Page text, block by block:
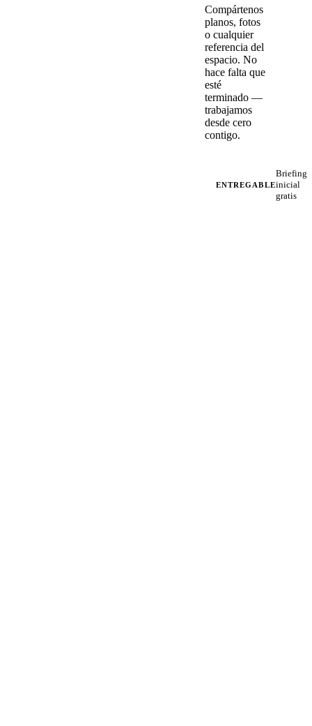
Compártenos
planos, fotos
o cualquier
referencia del
espacio. No
hace falta que
esté
terminado —
trabajamos
desde cero
contigo.
ENTREGABLE
Briefing
inicial
gratis